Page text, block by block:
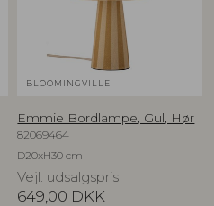
BLOOMINGVILLE
Emmie Bordlampe, Gul, Hør
82069464
D20xH30 cm
Vejl. udsalgspris
649,00 DKK